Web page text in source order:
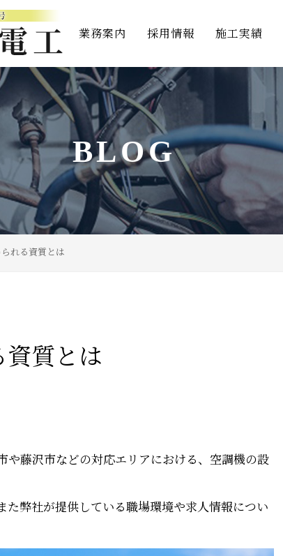
業務案内 採用情報 施工実績
BLOG
れる資質とは
質とは
藤沢市などの対応エリアにおける、空調機の設
弊社が提供している職場環境や求人情報につい